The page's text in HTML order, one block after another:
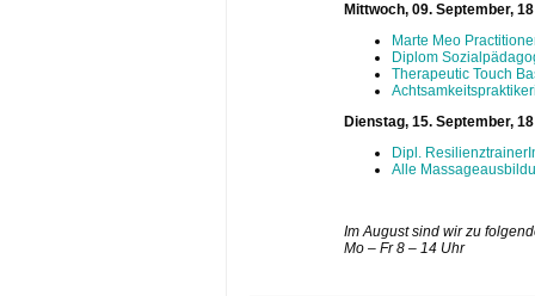
Mittwoch, 09. September,
Marte Meo
Diplom
Therapeutic Touch
Dienstag, 15. September,
Dipl.
Alle
Im August sind wir zu
Mo – Fr 8 – 14 Uhr